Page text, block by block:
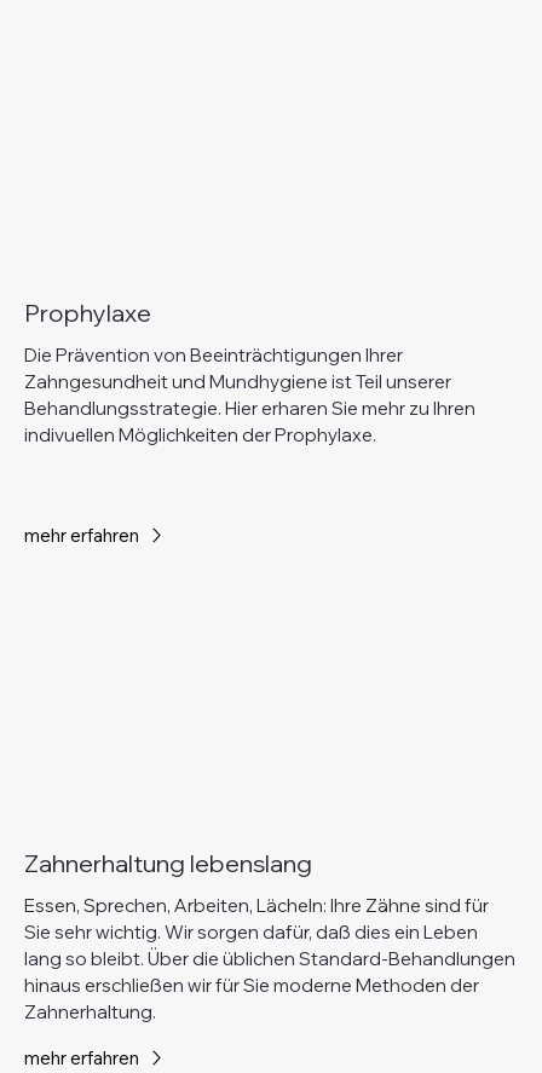
Prophylaxe
Die Prävention von Beeinträchtigungen Ihrer
Zahngesundheit und Mundhygiene ist Teil unserer
Behandlungsstrategie. Hier erharen Sie mehr zu Ihren
indivuellen Möglichkeiten der Prophylaxe.
mehr erfahren
Zahnerhaltung lebenslang
Essen, Sprechen, Arbeiten, Lächeln: Ihre Zähne sind für
Sie sehr wichtig. Wir sorgen dafür, daß dies ein Leben
lang so bleibt. Über die üblichen Standard-Behandlungen
hinaus erschließen wir für Sie moderne Methoden der
Zahnerhaltung.
mehr erfahren